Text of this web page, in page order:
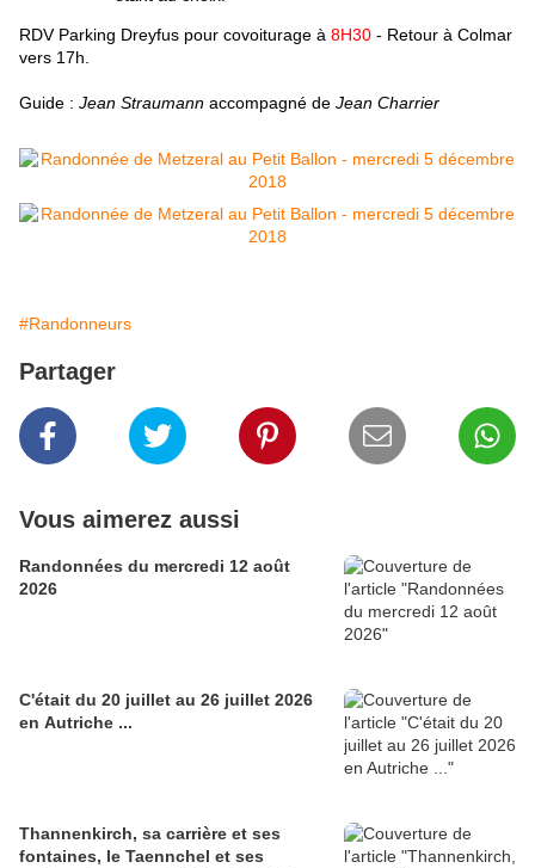
RDV Parking Dreyfus pour covoiturage à 8H30 - Retour à Colmar
vers 17h.
Guide : Jean Straumann accompagné de Jean Charrier
#Randonneurs
Partager
Vous aimerez aussi
Randonnées du mercredi 12 août
2026
C'était du 20 juillet au 26 juillet 2026
en Autriche ...
Thannenkirch, sa carrière et ses
fontaines, le Taennchel et ses